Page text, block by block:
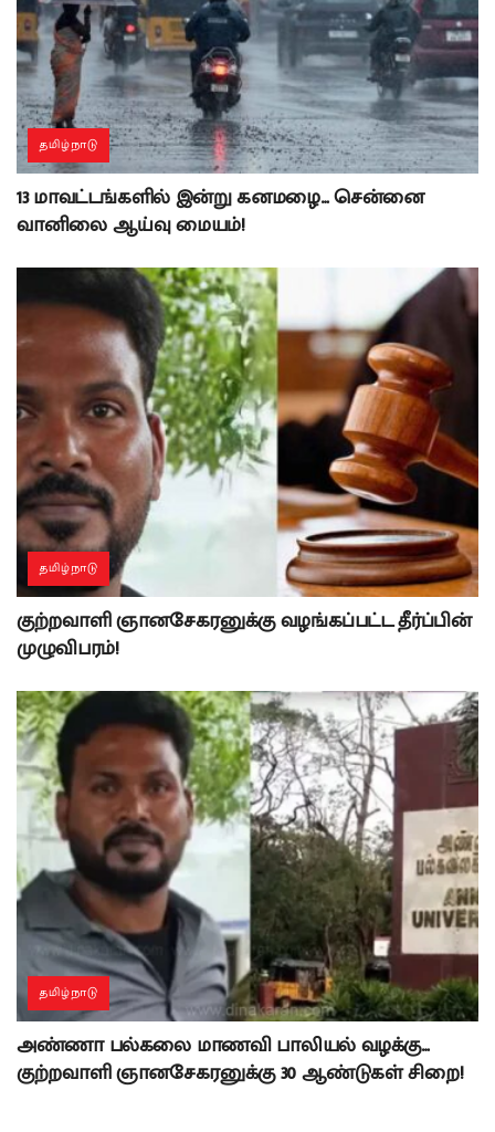
தமிழ்நாடு
13 மாவட்டங்களில் இன்று கனமழை… சென்னை
வானிலை ஆய்வு மையம்!
தமிழ்நாடு
குற்றவாளி ஞானசேகரனுக்கு வழங்கப்பட்ட தீர்ப்பின்
முழுவிபரம்!
தமிழ்நாடு
அண்ணா பல்கலை மாணவி பாலியல் வழக்கு…
குற்றவாளி ஞானசேகரனுக்கு 30 ஆண்டுகள் சிறை!